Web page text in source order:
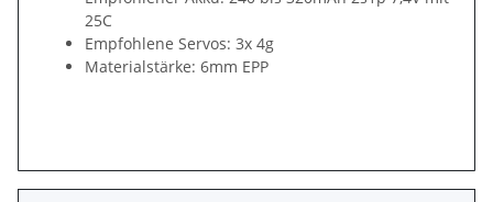
25C
Empfohlene Servos: 3x 4g
Materialstärke: 6mm EPP